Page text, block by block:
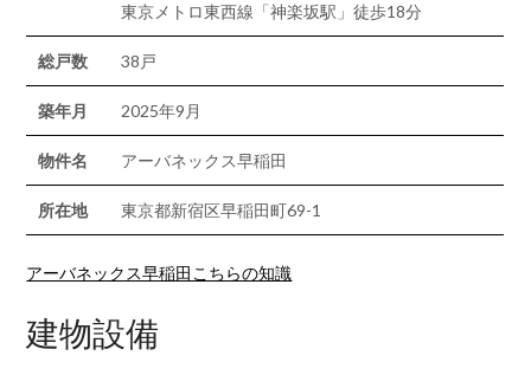
東京メトロ東西線「神楽坂駅」徒歩18分
総戸数 38戸
築年月 2025年9月
物件名 アーバネックス早稲田
所在地 東京都新宿区早稲田町69-1
アーバネックス早稲田こちらの知識
建物設備